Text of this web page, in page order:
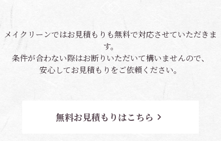
メイクリーンではお見積もりも無料で対応させていただきま
す。
条件が合わない際はお断りいただいて構いませんので、
安心してお見積もりをご依頼ください。
無料お見積もりはこちら navigate_next